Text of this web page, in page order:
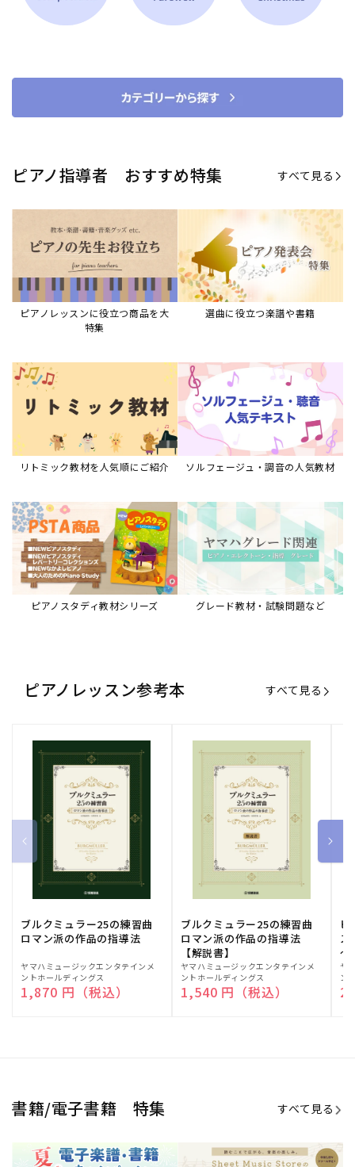
ピアノ指導者 おすすめ特集 すべて見る
ピアノレッスンに役立つ商品を大
特集
選曲に役立つ楽譜や書籍
リトミック教材を人気順にご紹介 ソルフェージュ・調音の人気教材
ピアノスタディ教材シリーズ グレード教材・試験問題など
ピアノレッスン参考本 すべて見る
ブルクミュラー25の練習曲
ロマン派の作品の指導法
販
売
元:
ヤマハミュージックエンタテインメ
ントホールディングス
通常価格
1,870 円（税込）
ブルクミュラー25の練習曲
ロマン派の作品の指導法
【解説書】
販
売
元:
ヤマハミュージックエンタテインメ
ントホールディングス
通常価格
1,540 円（税込）
ピ
ス
～
販
売
元:
ヤ
ン
書籍/電子書籍 特集 すべて見る